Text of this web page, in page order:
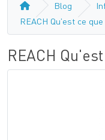
Blog
REACH Qu'est ce
REACH